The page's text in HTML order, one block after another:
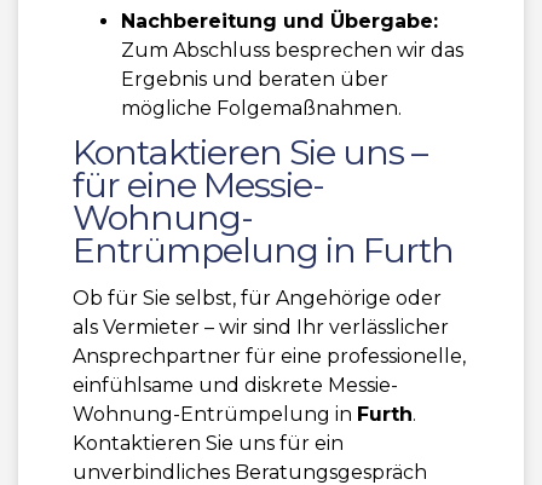
Nachbereitung und Übergabe:
Zum Abschluss besprechen wir das
Ergebnis und beraten über
mögliche Folgemaßnahmen.
Kontaktieren Sie uns –
für eine Messie-
Wohnung-
Entrümpelung in Furth
Ob für Sie selbst, für Angehörige oder
als Vermieter – wir sind Ihr verlässlicher
Ansprechpartner für eine professionelle,
einfühlsame und diskrete Messie-
Wohnung-Entrümpelung in Furth.
Kontaktieren Sie uns für ein
unverbindliches Beratungsgespräch